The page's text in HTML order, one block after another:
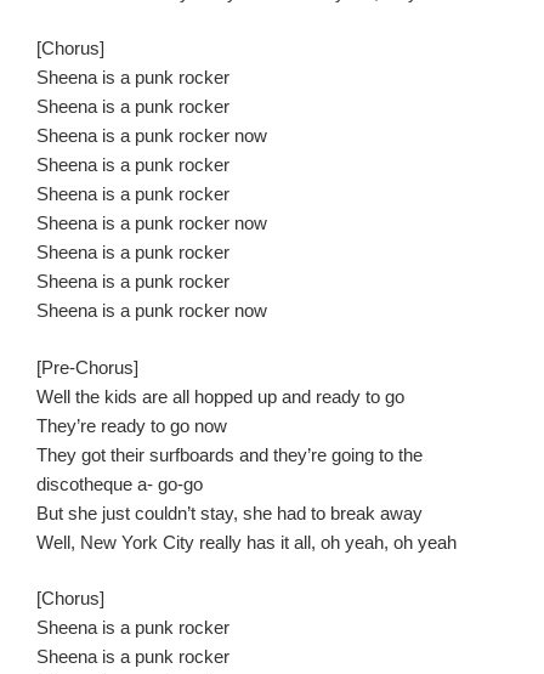
[Chorus]
Sheena is a punk rocker
Sheena is a punk rocker
Sheena is a punk rocker now
Sheena is a punk rocker
Sheena is a punk rocker
Sheena is a punk rocker now
Sheena is a punk rocker
Sheena is a punk rocker
Sheena is a punk rocker now
[Pre-Chorus]
Well the kids are all hopped up and ready to go
They’re ready to go now
They got their surfboards and they’re going to the
discotheque a- go-go
But she just couldn’t stay, she had to break away
Well, New York City really has it all, oh yeah, oh yeah
[Chorus]
Sheena is a punk rocker
Sheena is a punk rocker